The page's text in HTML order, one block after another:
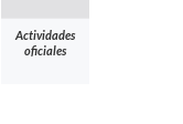
Actividades
oficiales